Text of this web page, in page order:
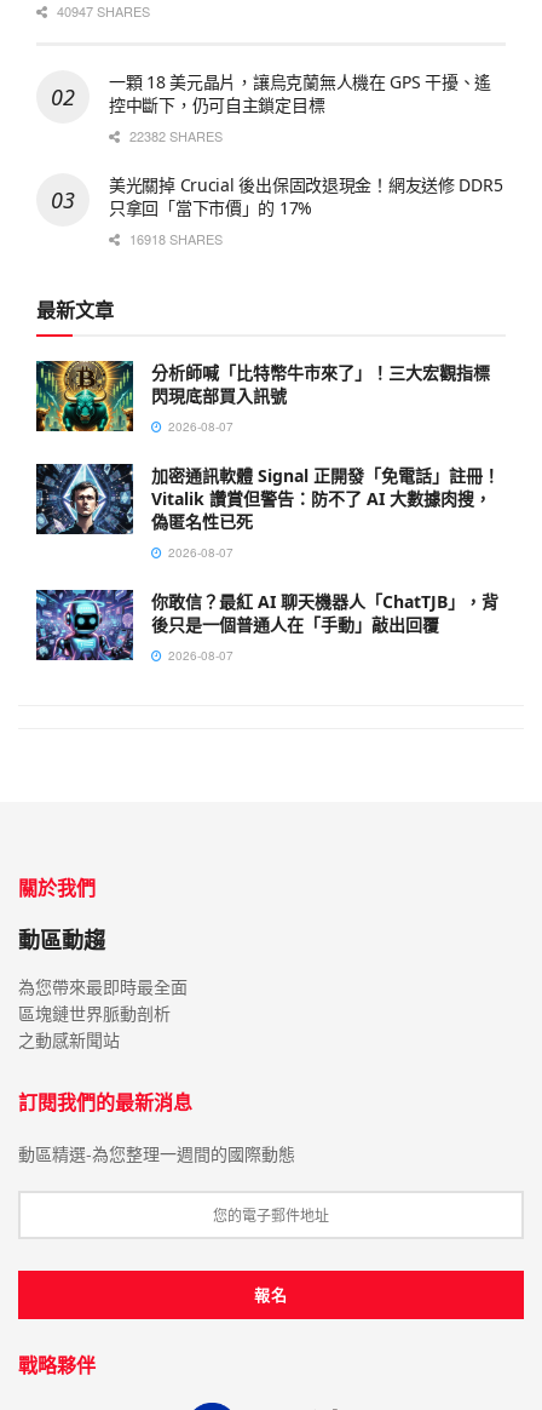
40947 SHARES
一顆 18 美元晶片，讓烏克蘭無人機在 GPS 干擾、遙
控中斷下，仍可自主鎖定目標
22382 SHARES
美光關掉 Crucial 後出保固改退現金！網友送修 DDR5
只拿回「當下市價」的 17%
16918 SHARES
最新文章
分析師喊「比特幣牛市來了」！三大宏觀指標
閃現底部買入訊號
2026-08-07
加密通訊軟體 Signal 正開發「免電話」註冊！
Vitalik 讚賞但警告：防不了 AI 大數據肉搜，
偽匿名性已死
2026-08-07
你敢信？最紅 AI 聊天機器人「ChatTJB」，背
後只是一個普通人在「手動」敲出回覆
2026-08-07
關於我們
動區動趨
為您帶來最即時最全面
區塊鏈世界脈動剖析
之動感新聞站
訂閱我們的最新消息
動區精選-為您整理一週間的國際動態
戰略夥伴